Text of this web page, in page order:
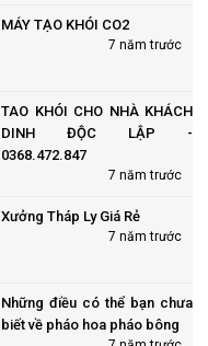
MÁY TẠO KHÓI CO2
7 năm trước
TAO KHÓI CHO NHÀ KHÁCH
DINH ĐỘC LẬP -
0368.472.847
7 năm trước
Xưởng Tháp Ly Giá Rẻ
7 năm trước
Những điều có thể bạn chưa
biết về pháo hoa pháo bông